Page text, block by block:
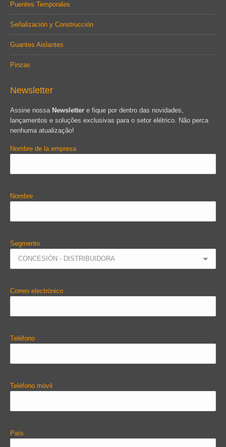
Puentes Temporales
Señalización y Construcción
Guantes Aislantes
Pinzas
Newsletter
Assine nossa Newsletter e fique por dentro das novidades,
lançamentos e soluções exclusivas para o setor elétrico. Não perca
nenhuma atualização!
Nombre de la empresa
Nombre
Segmento
Correo electrónico
Teléfono
Teléfono móvil
País